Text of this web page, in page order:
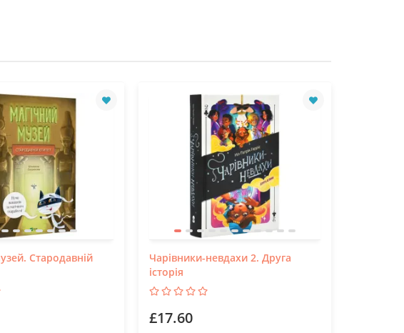
Стародавній
Чарівники-невдахи 2. Друга
історія
£17.60